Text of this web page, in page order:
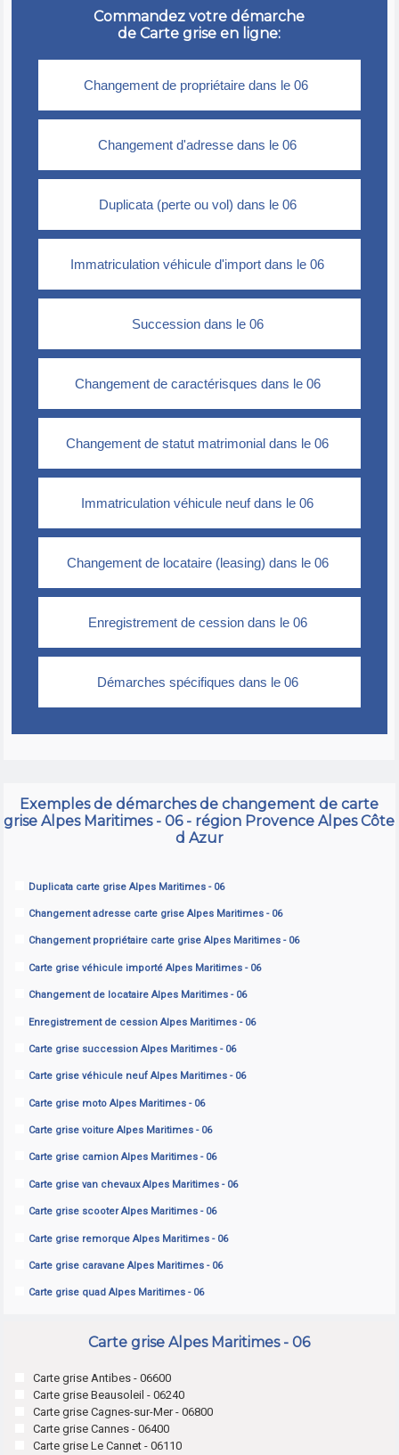
Commandez votre démarche
de Carte grise en ligne:
Exemples de démarches de changement de carte
grise Alpes Maritimes - 06 - région Provence Alpes Côte
d Azur
Duplicata carte grise Alpes Maritimes - 06
Changement adresse carte grise Alpes Maritimes - 06
Changement propriétaire carte grise Alpes Maritimes - 06
Carte grise véhicule importé Alpes Maritimes - 06
Changement de locataire Alpes Maritimes - 06
Enregistrement de cession Alpes Maritimes - 06
Carte grise succession Alpes Maritimes - 06
Carte grise véhicule neuf Alpes Maritimes - 06
Carte grise moto Alpes Maritimes - 06
Carte grise voiture Alpes Maritimes - 06
Carte grise camion Alpes Maritimes - 06
Carte grise van chevaux Alpes Maritimes - 06
Carte grise scooter Alpes Maritimes - 06
Carte grise remorque Alpes Maritimes - 06
Carte grise caravane Alpes Maritimes - 06
Carte grise quad Alpes Maritimes - 06
Carte grise Alpes Maritimes - 06
Carte grise Antibes - 06600
Carte grise Beausoleil - 06240
Carte grise Cagnes-sur-Mer - 06800
Carte grise Cannes - 06400
Carte grise Le Cannet - 06110